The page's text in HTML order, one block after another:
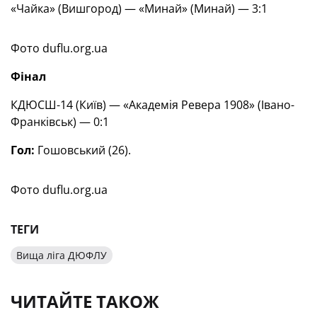
«Чайка» (Вишгород) — «Минай» (Минай) — 3:1
Фото duflu.org.ua
Фінал
КДЮСШ-14 (Київ) — «Академія Ревера 1908» (Івано-
Франківськ) — 0:1
Гол: Гошовський (26).
Фото duflu.org.ua
ТЕГИ
Вища ліга ДЮФЛУ
ЧИТАЙТЕ ТАКОЖ